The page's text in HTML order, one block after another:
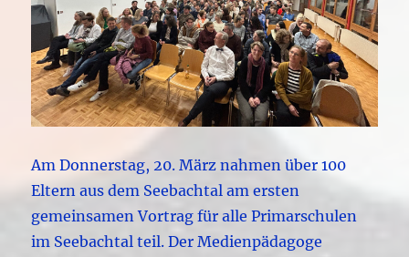
Am Donnerstag, 20. März nahmen über 100
Eltern aus dem Seebachtal am ersten
gemeinsamen Vortrag für alle Primarschulen
im Seebachtal teil. Der Medienpädagoge